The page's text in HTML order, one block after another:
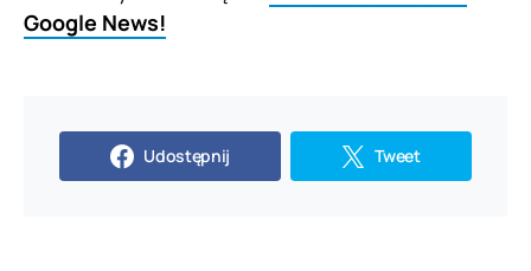
Google News!
Udostępnij Tweet